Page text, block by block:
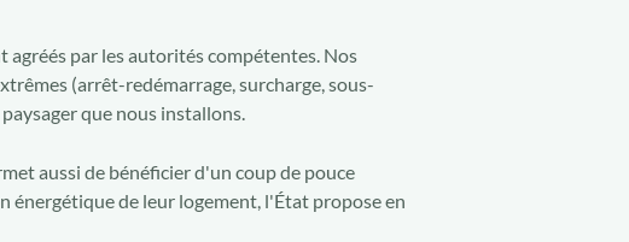
par les autorités compétentes. Nos
(arrêt-redémarrage, surcharge, sous-
que nous installons.
aussi de bénéficier d'un coup de pouce
énergétique de leur logement, l'État propose en